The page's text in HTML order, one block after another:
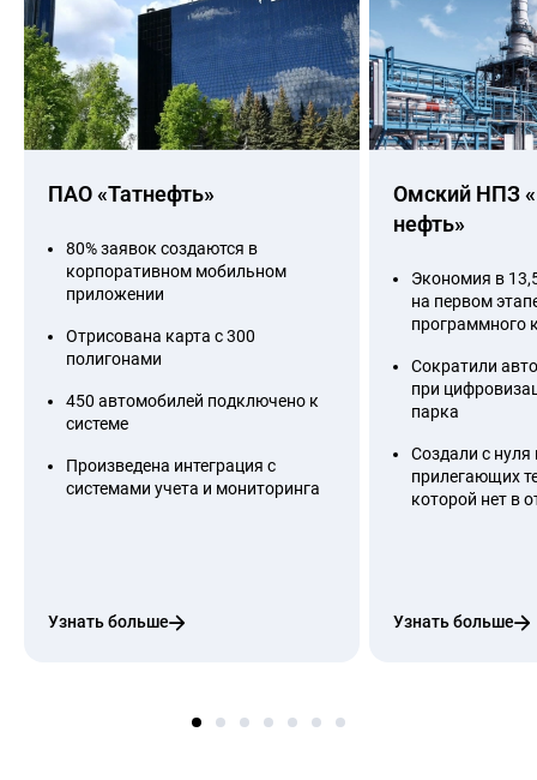
ПАО «Татнефть»
80% заявок создаются в
корпоративном мобильном
приложении
Отрисована карта с 300
полигонами
450 автомобилей подключено к
системе
Произведена интеграция с
системами учета и мониторинга
Узнать больше
Омский НПЗ
нефть»
Экономия в
на первом
программного
Сократили
при
парка
Создали с нуля
прилегающих
которой нет в
Узнать больше